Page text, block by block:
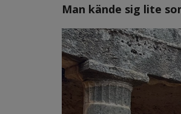
Man kände sig lite